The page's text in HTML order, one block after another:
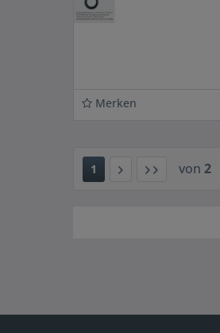
Merken
1 von 2